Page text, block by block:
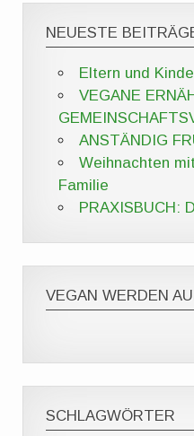
NEUESTE
Eltern und
VEGANE
ANSTÄNDIG
Weihnachten
Familie
PRAXISBUCH:
VEGAN WERDEN
SCHLAGWÖRTER